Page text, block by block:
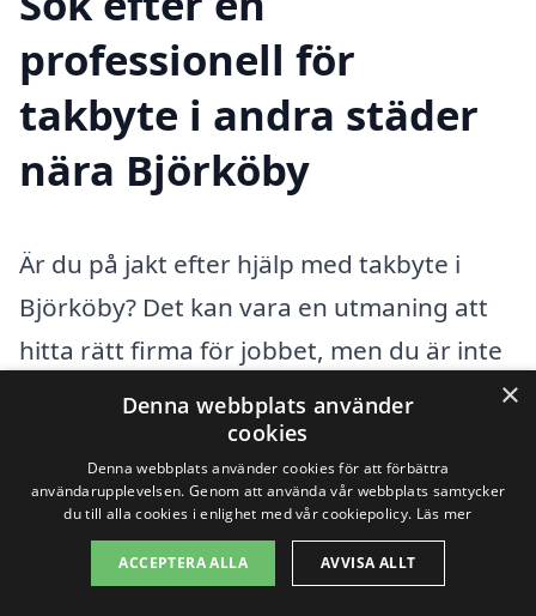
professionell för
takbyte i andra städer
nära Björköby
Är du på jakt efter hjälp med takbyte i
Björköby? Det kan vara en utmaning att
hitta rätt firma för jobbet, men du är inte
ensam. Många husägare står inför
samma dilemma och söker professionell
hjälp för att säkerställa att taket
installeras korrekt och hållbart. Att byta
tak är en stor investering, så det är viktigt
×
Denna webbplats använder
cookies
Denna webbplats använder cookies för att förbättra
användarupplevelsen. Genom att använda vår webbplats samtycker
du till alla cookies i enlighet med vår cookiepolicy. Läs mer
ACCEPTERA ALLA AVVISA ALLT